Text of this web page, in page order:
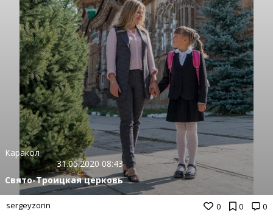
0 0 0
Каракол
31.05.2020 08:43
Свято-Троицкая церковь
sergeyzorin